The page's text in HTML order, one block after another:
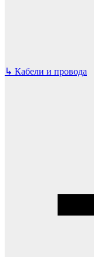
↳ Кабели и провода